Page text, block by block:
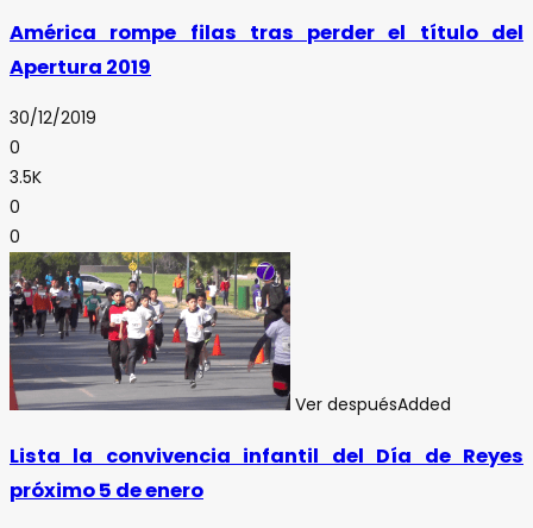
América rompe filas tras perder el título del
Apertura 2019
30/12/2019
0
3.5K
0
0
Ver despuésAdded
Lista la convivencia infantil del Día de Reyes
próximo 5 de enero